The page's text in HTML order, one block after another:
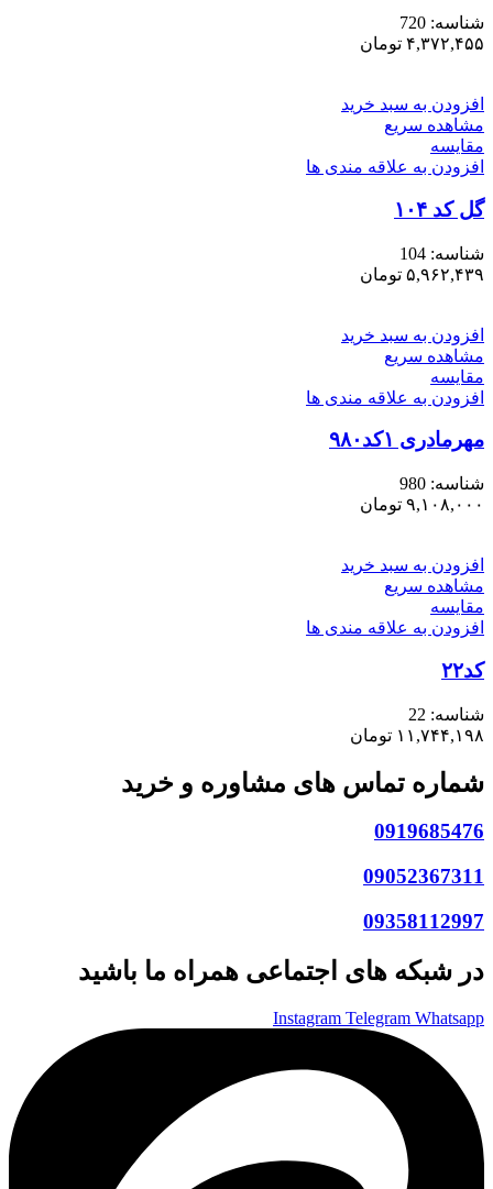
شناسه: 720
۴,۳۷۲,۴۵۵ تومان
افزودن به سبد خرید
مشاهده سریع
مقایسه
افزودن به علاقه مندی ها
گل کد ۱۰۴
شناسه: 104
۵,۹۶۲,۴۳۹ تومان
افزودن به سبد خرید
مشاهده سریع
مقایسه
افزودن به علاقه مندی ها
مهرمادری ۱کد۹۸۰
شناسه: 980
۹,۱۰۸,۰۰۰ تومان
افزودن به سبد خرید
مشاهده سریع
مقایسه
افزودن به علاقه مندی ها
کد۲۲
شناسه: 22
۱۱,۷۴۴,۱۹۸ تومان
شماره تماس های مشاوره و خرید
0919685476
09052367311
09358112997
در شبکه های اجتماعی همراه ما باشید
Instagram Telegram Whatsapp